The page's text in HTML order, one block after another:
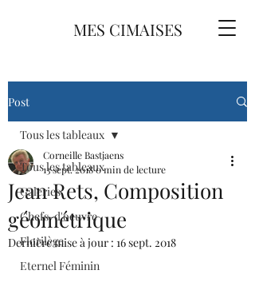
MES CIMAISES
Post
Tous les tableaux
Galeries
Chefs-d'oeuvre
Florilège
Eternel Féminin
Tous les tableaux
Jean Rets, Composition
géométrique
Corneille Bastjaens
13 sept. 20180 min de lecture
Dernière mise à jour : 16 sept. 2018